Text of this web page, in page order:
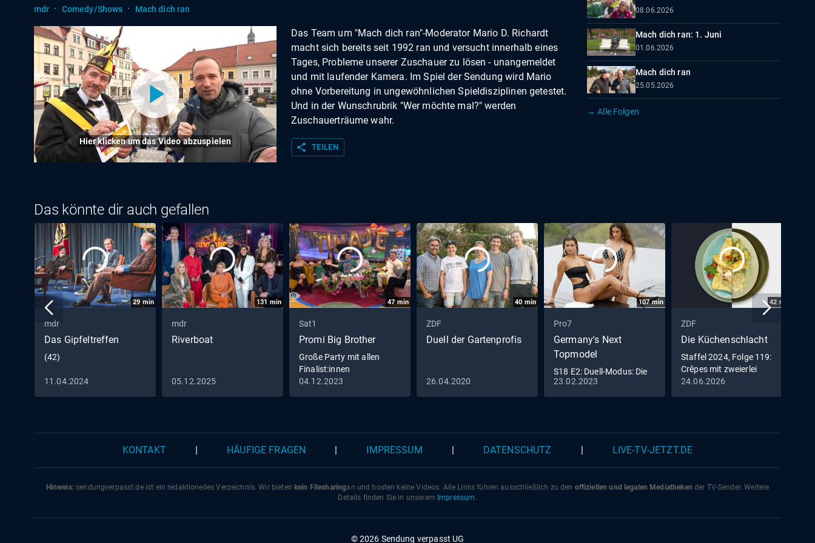
mdr · Comedy/Shows · Mach dich ran
Hier klicken um das Video abzuspielen
Das Team um "Mach dich ran"-Moderator Mario D. Richardt
macht sich bereits seit 1992 ran und versucht innerhalb eines
Tages, Probleme unserer Zuschauer zu lösen - unangemeldet
und mit laufender Kamera. Im Spiel der Sendung wird Mario
ohne Vorbereitung in ungewöhnlichen Spieldisziplinen getestet.
Und in der Wunschrubrik "Wer möchte mal?" werden
Zuschauerträume wahr.
share TEILEN
08.06.2026
Mach dich ran: 1. Juni
01.06.2026
Mach dich ran
25.05.2026
→ Alle Folgen
Das könnte dir auch gefallen
29min
mdr
Das Gipfeltreffen
(42)
11.04.2024
131 min
mdr
Riverboat
05.12.2025
47min
Sat1
Promi Big Brother
Große Party mit allen
Finalist:innen
04.12.2023
40 min
ZDF
Duell der Gartenprofis
26.04.2020
107min
Pro7
Germany's Next
Topmodel
S18 E2: Duell-Modus: Die
Models stehen in direkter
Konkurrenz
23.02.2023
42 min
ZDF
Die Küchenschlacht
Staffel 2024, Folge 119:
Crêpes mit zweierlei
Füllung vs. Zitrus-
24.06.2026
KONTAKT HÄUFIGE FRAGEN IMPRESSUM DATENSCHUTZ LIVE-TV-JETZT.DE
Hinweis:sendungverpasst.deist ein redaktionelles Verzeichnis. Wir bieten kein Filesharingan und hosten keine Videos. Alle Links führen ausschließlich zu den offiziellen und legalen Mediatheken der TV-Sender. Weitere
Details finden Sie in unserem Impressum.
© 2026 Sendung verpasst UG